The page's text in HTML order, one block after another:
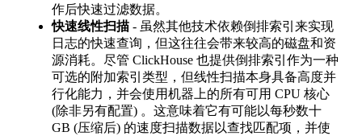
作后快速过滤数据。
快速线性扫描 - 虽然其他技术依赖倒排索引来实现
日志的快速查询，但这往往会带来较高的磁盘和资
源消耗。尽管 ClickHouse 也提供倒排索引作为一种
可选的附加索引类型，但线性扫描本身具备高度并
行化能力，并会使用机器上的所有可用 CPU 核心
(除非另有配置) 。这意味着它有可能以每秒数十
GB (压缩后) 的速度扫描数据以查找匹配项，并使